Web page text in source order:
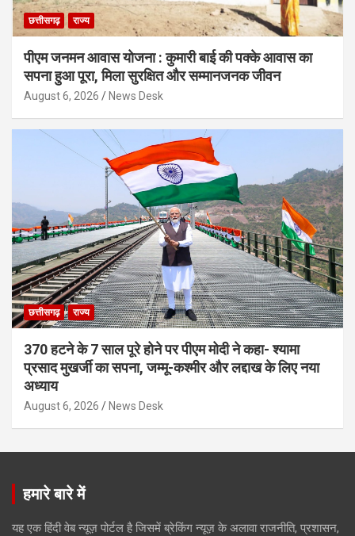
छत्तीसगढ़ राज्य
पीएम जनमन आवास योजना : कुमारी बाई की पक्के आवास का
सपना हुआ पूरा, मिला सुरक्षित और सम्मानजनक जीवन
August 6, 2026 News Desk
छत्तीसगढ़ राज्य
370 हटने के 7 साल पूरे होने पर पीएम मोदी ने कहा- श्यामा
प्रसाद मुखर्जी का सपना, जम्मू-कश्मीर और लद्दाख के लिए नया
अध्याय
August 6, 2026 News Desk
हमारे बारे में
यह एक हिंदी वेब न्यूज़ पोर्टल है जिसमें ब्रेकिंग न्यूज़ के अलावा राजनीति, प्रशासन,